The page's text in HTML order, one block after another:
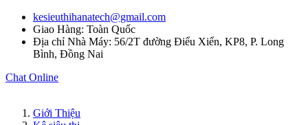
kesieuthihanatech@gmail.com
Giao Hàng: Toàn Quốc
Địa chỉ Nhà Máy: 56/2T đường Điểu Xiển, KP8, P. Long
Bình, Đồng Nai
Chat Online
Giới Thiệu